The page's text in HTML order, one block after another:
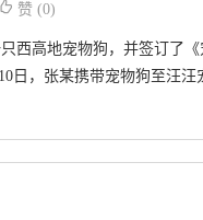
赞 (0)
西高地宠物狗，并签订了
日，张某携带宠物狗至汪